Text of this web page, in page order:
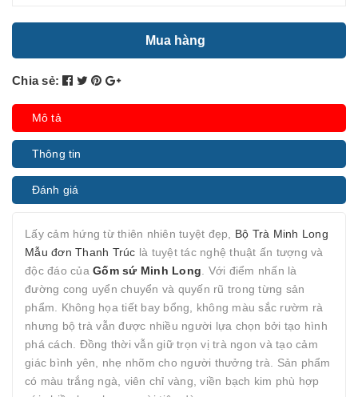
Mua hàng
Chia sẻ:
Mô tả
Thông tin
Đánh giá
Lấy cảm hứng từ thiên nhiên tuyệt đẹp, Bộ Trà Minh Long
Mẫu đơn Thanh Trúc là tuyệt tác nghệ thuật ấn tượng và
độc đáo của Gốm sứ Minh Long . Với điểm nhấn là
đường cong uyển chuyển và quyến rũ trong từng sản
phẩm. Không họa tiết bay bổng, không màu sắc rườm rà
nhưng bộ trà vẫn được nhiều người lựa chọn bởi tạo hình
phá cách. Đồng thời vẫn giữ trọn vị trà ngon và tạo cảm
giác bình yên, nhẹ nhõm cho người thưởng trà. Sản phẩm
có màu trắng ngà, viên chỉ vàng, viền bạch kim phù hợp